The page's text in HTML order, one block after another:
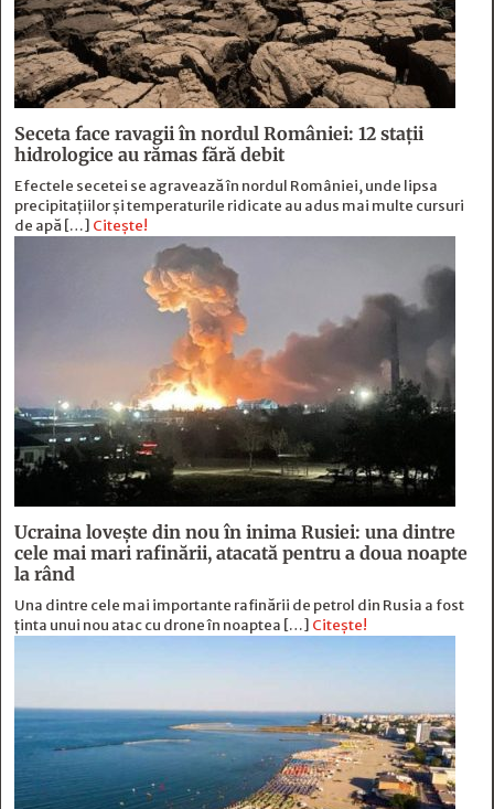
Seceta face ravagii în nordul României: 12 stații
hidrologice au rămas fără debit
Efectele secetei se agravează în nordul României, unde lipsa
precipitațiilor și temperaturile ridicate au adus mai multe cursuri
de apă […] Citește!
Ucraina lovește din nou în inima Rusiei: una dintre
cele mai mari rafinării, atacată pentru a doua noapte
la rând
Una dintre cele mai importante rafinării de petrol din Rusia a fost
ținta unui nou atac cu drone în noaptea […] Citește!